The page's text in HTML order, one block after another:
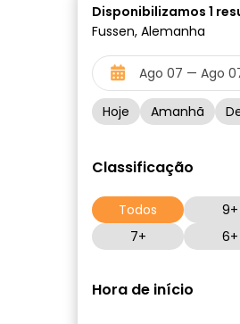
Disponibilizamos 1
Fussen, Alemanha
Hoje Amanhã
Classificação
Todos 9+
7+
6+
Hora de início